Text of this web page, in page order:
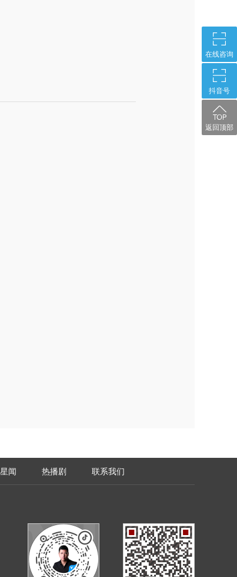
闻 热播剧 联系我们
在线咨询
抖音号
返回顶部